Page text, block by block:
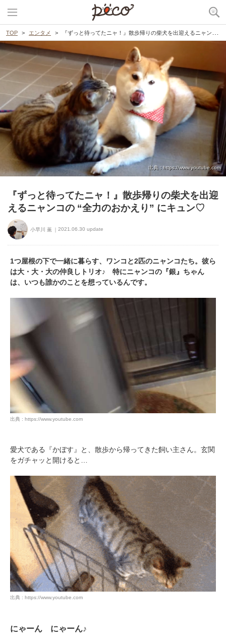
TOP エンタメ 『ずっと待ってたニャ！』散歩帰りの柴犬を出迎えるニャンコの “全力のおかえり” にキュン♡
出典 : https://www.youtube.com
『ずっと待ってたニャ！』散歩帰りの柴犬を出迎
えるニャンコの “全力のおかえり” にキュン♡
小早川 薫 2021.06.30 update
1つ屋根の下で一緒に暮らす、ワンコと2匹のニャンコたち。彼ら
は大・大・大の仲良しトリオ♪ 特にニャンコの『銀』ちゃん
は、いつも誰かのことを想っているんです。
出典 : https://www.youtube.com
愛犬である『かぼす』と、散歩から帰ってきた飼い主さん。玄関
をガチャッと開けると…
出典 : https://www.youtube.com
にゃーん にゃーん♪